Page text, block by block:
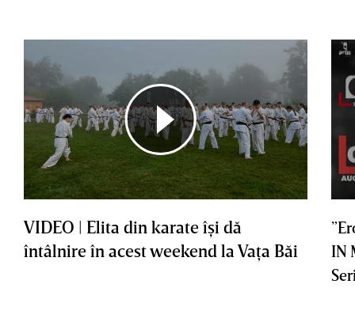
VIDEO | Elita din karate îşi dă
întâlnire în acest weekend la Vaţa Băi
IN